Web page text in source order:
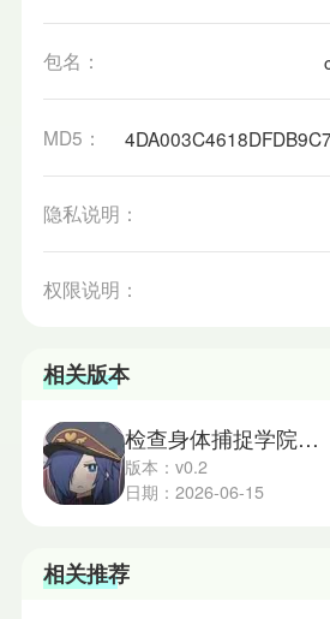
包名：
MD5：
隐私说明：
权限说明：
相关版本
检查身体捕捉学院小熊移植汉化版
版本：v0.2
日期：2026-06-15
相关推荐